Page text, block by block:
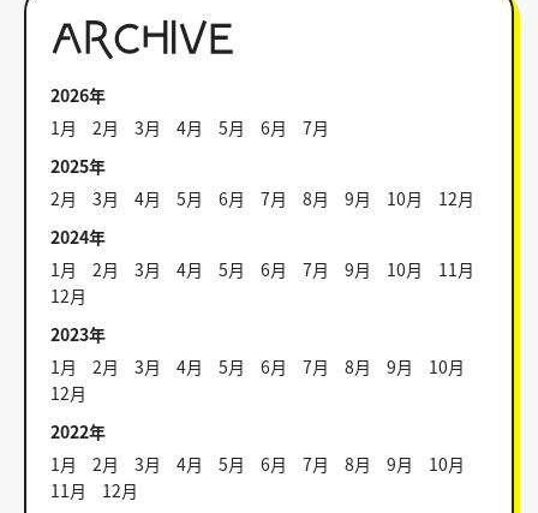
ARCHIVE
2026年
1月
2月 3月 4月 5月 6月
7月
2025年
2月
3月 4月 5月 6月 7月 8月 9月 10月
12月
2024年
1月
2月 3月 4月 5月 6月 7月 9月 10月
11月
12月
2023年
1月
2月 3月 4月 5月 6月 7月 8月 9月
10月
12月
2022年
1月
2月 3月 4月 5月 6月 7月 8月 9月
10月
11月
12月